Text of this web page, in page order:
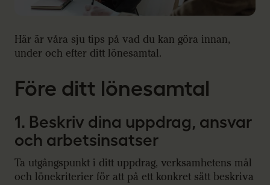
Här är våra sju tips på vad du kan göra innan,
under och efter ditt lönesamtal.
Före ditt lönesamtal
1. Beskriv dina uppdrag, ansvar
och arbetsinsatser
Ta utgångspunkt i ditt uppdrag, verksamhetens mål
och lönekriterier för att på ett konkret sätt beskriva